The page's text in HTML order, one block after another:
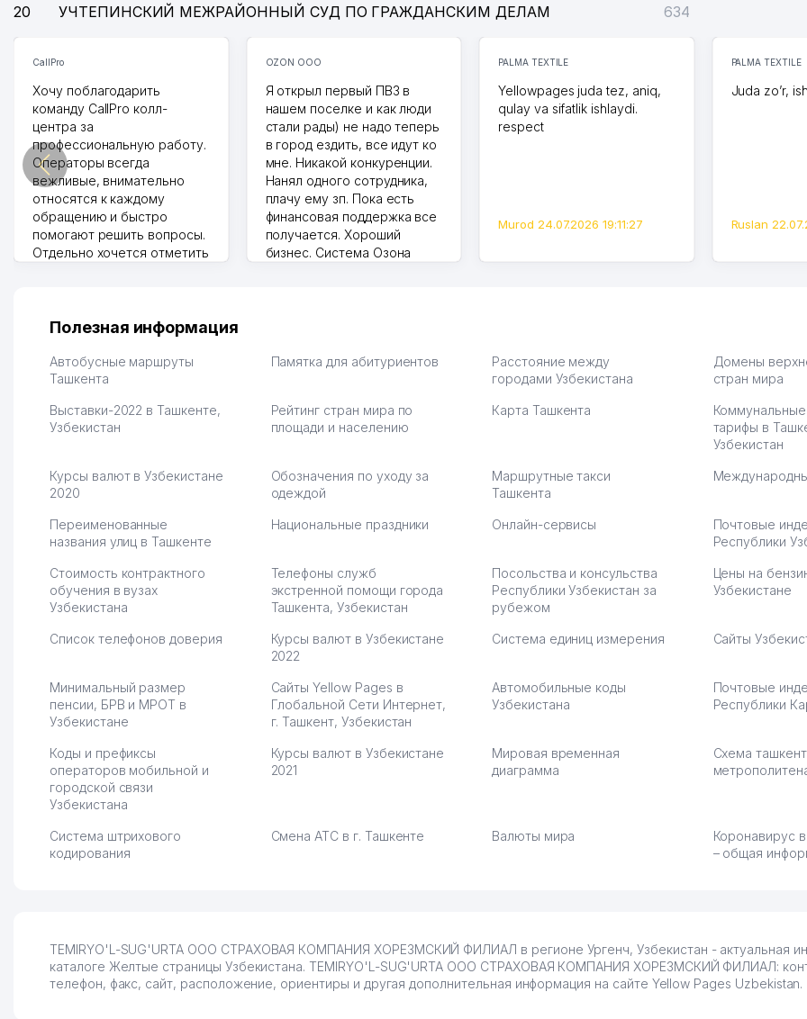
20
УЧТЕПИНСКИЙ МЕЖРАЙОННЫЙ СУД ПО ГРАЖДАНСКИМ ДЕЛАМ 634
CallPro
Хочу поблагодарить
команду CallPro колл-
центра за
профессиональную работу.
Операторы всегда
вежливые, внимательно
относятся к каждому
обращению и быстро
помогают решить вопросы.
Отдельно хочется отметить
их работе значительно
обслуживания клиентов.
Рекомендую этот колл-
партнера для бизнеса.
Vip Brand 31.07.2026 11:43:39
OZON ООО
Я открыл первый ПВЗ в
нашем поселке и как люди
стали рады) не надо теперь
в город ездить, все идут ко
мне. Никакой конкуренции.
Нанял одного сотрудника,
плачу ему зп. Пока есть
финансовая поддержка все
получается. Хороший
бизнес. Система Озона
тут у нас уже есть ПВЗ.
Марат 27.07.2026 08:00:37
PALMA TEXTILE
Yellowpages juda tez, aniq,
qulay va sifatlik ishlaydi.
respect
Murod 24.07.2026 19:11:27
PALMA TEXTILE
Juda zo’r,
Ruslan
Полезная информация
Автобусные маршруты
Ташкента
Памятка для абитуриентов
Расстояние между
городами Узбекистана
Домены
стран мира
Выставки-2022 в Ташкенте,
Узбекистан
Рейтинг стран мира по
площади и населению
Карта Ташкента
тарифы в
Узбекистан
Курсы валют в Узбекистане
2020
Обозначения по уходу за
одеждой
Маршрутные такси
Ташкента
Переименованные
названия улиц в Ташкенте
Национальные праздники Онлайн-сервисы
Почтовые
Республики
Стоимость контрактного
обучения в вузах
Узбекистана
Телефоны служб
экстренной помощи города
Ташкента, Узбекистан
Посольства и консульства
Республики Узбекистан за
рубежом
Цены на
Узбекистане
Список телефонов доверия
Курсы валют в Узбекистане
2022
Система единиц измерения Сайты
Минимальный размер
пенсии, БРВ и МРОТ в
Узбекистане
Сайты Yellow Pages в
Глобальной Сети Интернет,
г. Ташкент, Узбекистан
Автомобильные коды
Узбекистана
Почтовые
Республики
Коды и префиксы
операторов мобильной и
городской связи
Узбекистана
Курсы валют в Узбекистане
2021
Мировая временная
диаграмма
Схема
Система штрихового
кодирования
Смена АТС в г. Ташкенте Валюты мира
Коронавирус
– общая
TEMIRYO'L-SUG'URTA ООО СТРАХОВАЯ КОМПАНИЯ ХОРЕЗМСКИЙ ФИЛИАЛ в регионе Ургенч, Узбекистан - актуальная
каталоге Желтые страницы Узбекистана. TEMIRYO'L-SUG'URTA ООО СТРАХОВАЯ КОМПАНИЯ ХОРЕЗМСКИЙ ФИЛИАЛ:
телефон, факс, сайт, расположение, ориентиры и другая дополнительная информация на сайте Yellow Pages Uzbekistan.